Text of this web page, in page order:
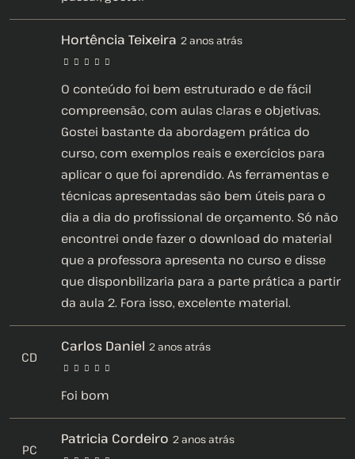
Hortência Teixeira 2 anos atrás
O conteúdo foi bem estruturado e de fácil
compreensão, com aulas claras e objetivas.
Gostei bastante da abordagem prática do
curso, com exemplos reais e exercícios para
aplicar o que foi aprendido. As ferramentas e
técnicas apresentadas são bem úteis para o
dia a dia do profissional de orçamento. Só não
encontrei onde fazer o download do material
que a professora apresenta no curso e disse
que disponbilizaria para a parte prática a partir
da aula 2. Fora isso, excelente material.
CD
Carlos Daniel 2 anos atrás
Foi bom
PC
Patricia Cordeiro 2 anos atrás